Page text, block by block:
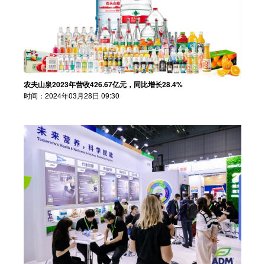
农夫山泉2023年营收426.67亿元，同比增长28.4%
时间：2024年03月28日 09:30